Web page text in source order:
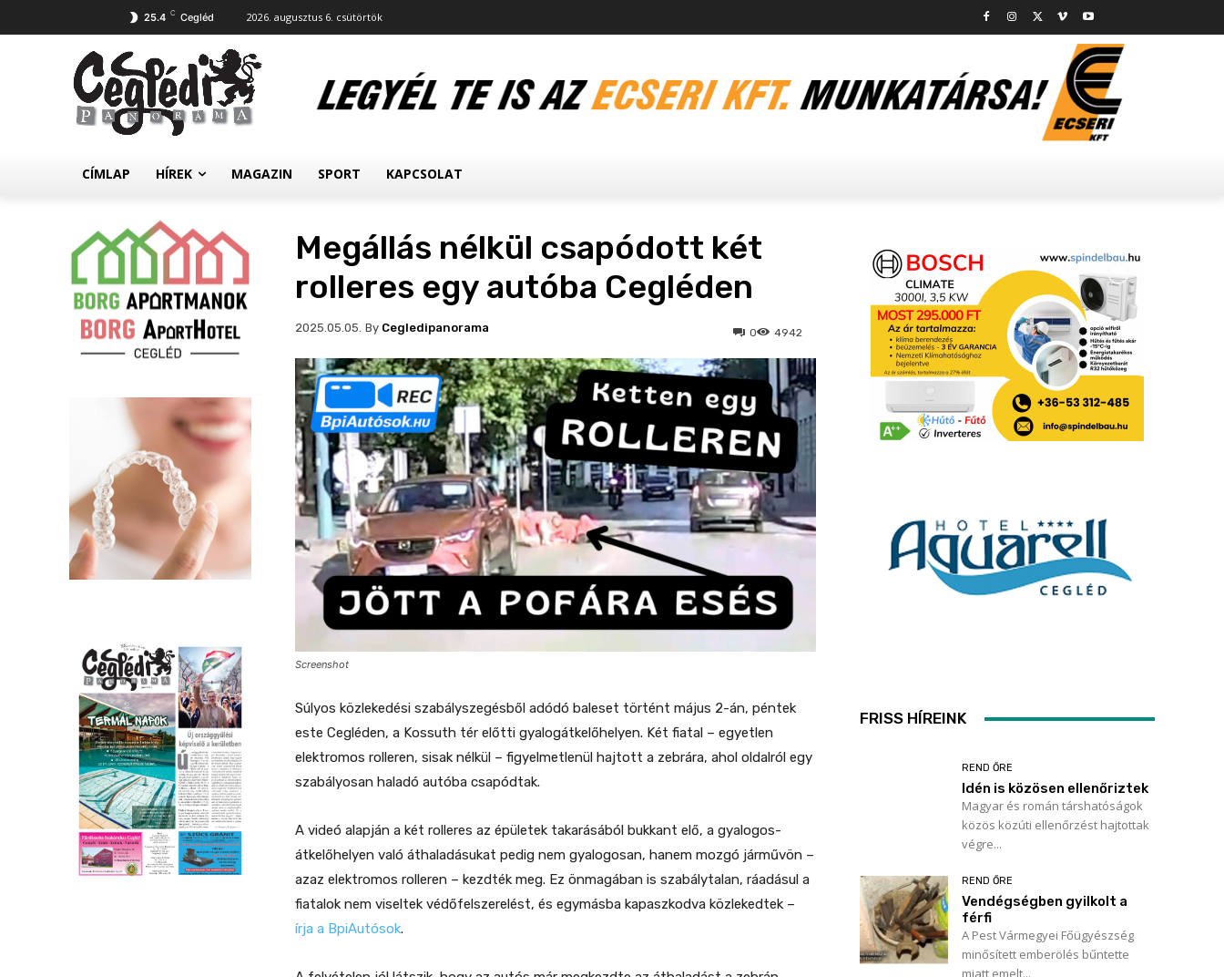
25.4 C Cegléd 2026. augusztus 6. csütörtök
CÍMLAP HÍREK MAGAZIN SPORT KAPCSOLAT
Megállás nélkül csapódott két
rolleres egy autóba Cegléden
2025.05.05. 4942
0
By Cegledipanorama
Screenshot
Súlyos közlekedési szabályszegésből adódó baleset történt május 2-án, péntek
este Cegléden, a Kossuth tér előtti gyalogátkelőhelyen. Két fiatal – egyetlen
elektromos rolleren, sisak nélkül – figyelmetlenül hajtott a zebrára, ahol oldalról egy
szabályosan haladó autóba csapódtak.
A videó alapján a két rolleres az épületek takarásából bukkant elő, a gyalogos-
átkelőhelyen való áthaladásukat pedig nem gyalogosan, hanem mozgó járművön –
azaz elektromos rolleren – kezdték meg. Ez önmagában is szabálytalan, ráadásul a
fiatalok nem viseltek védőfelszerelést, és egymásba kapaszkodva közlekedtek –
írja a BpiAutósok.
FRISS HÍREINK
REND ŐRE
Idén is közösen ellenőriztek
Magyar és román társhatóságok
közös közúti ellenőrzést hajtottak
végre...
REND ŐRE
Vendégségben gyilkolt a
férfi
A Pest Vármegyei Főügyészség
minősített emberölés bűntette
miatt emelt...